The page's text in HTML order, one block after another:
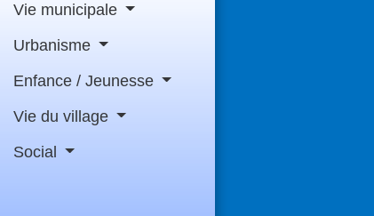
Vie municipale
Urbanisme
Enfance / Jeunesse
Vie du village
Social